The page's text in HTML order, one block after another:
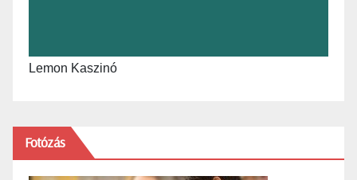
Lemon Kaszinó
Fotózás